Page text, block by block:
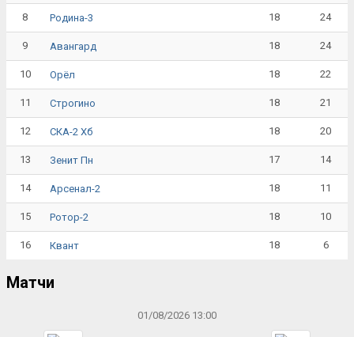
8 Родина-3 18 24
9 Авангард 18 24
10 Орёл 18 22
11 Строгино 18 21
12 СКА-2 Хб 18 20
13 Зенит Пн 17 14
14 Арсенал-2 18 11
15 Ротор-2 18 10
16 Квант 18 6
Матчи
01/08/2026 13:00